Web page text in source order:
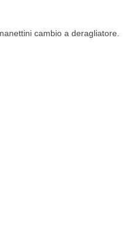
cambio a deragliatore.